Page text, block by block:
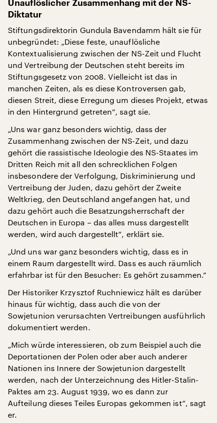
Unauflöslicher Zusammenhang mit der NS-
Diktatur
Stiftungsdirektorin Gundula Bavendamm hält sie für
unbegründet: „Diese feste, unauflösliche
Kontextualisierung zwischen der NS-Zeit und Flucht
und Vertreibung der Deutschen steht bereits im
Stiftungsgesetz von 2008. Vielleicht ist das in
manchen Zeiten, als es diese Kontroversen gab,
diesen Streit, diese Erregung um dieses Projekt, etwas
in den Hintergrund getreten“, sagt sie.
„Uns war ganz besonders wichtig, dass der
Zusammenhang zwischen der NS-Zeit, und dazu
gehört die rassistische Ideologie des NS-Staates im
Dritten Reich mit all den schrecklichen Folgen
insbesondere der Verfolgung, Diskriminierung und
Vertreibung der Juden, dazu gehört der Zweite
Weltkrieg, den Deutschland angefangen hat, und
dazu gehört auch die Besatzungsherrschaft der
Deutschen in Europa – das alles muss dargestellt
werden, wird auch dargestellt“, erklärt sie.
„Und uns war ganz besonders wichtig, dass es in
einem Raum dargestellt wird. Dass es auch räumlich
erfahrbar ist für den Besucher: Es gehört zusammen.“
Der Historiker Krzysztof Ruchniewicz hält es darüber
hinaus für wichtig, dass auch die von der
Sowjetunion verursachten Vertreibungen ausführlich
dokumentiert werden.
„Mich würde interessieren, ob zum Beispiel auch die
Deportationen der Polen oder aber auch anderer
Nationen ins Innere der Sowjetunion dargestellt
werden, nach der Unterzeichnung des Hitler-Stalin-
Paktes am 23. August 1939, wo es dann zur
Aufteilung dieses Teiles Europas gekommen ist“, sagt
er.